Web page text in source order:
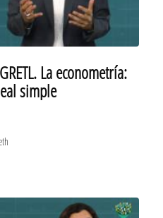
La econometría:
simple